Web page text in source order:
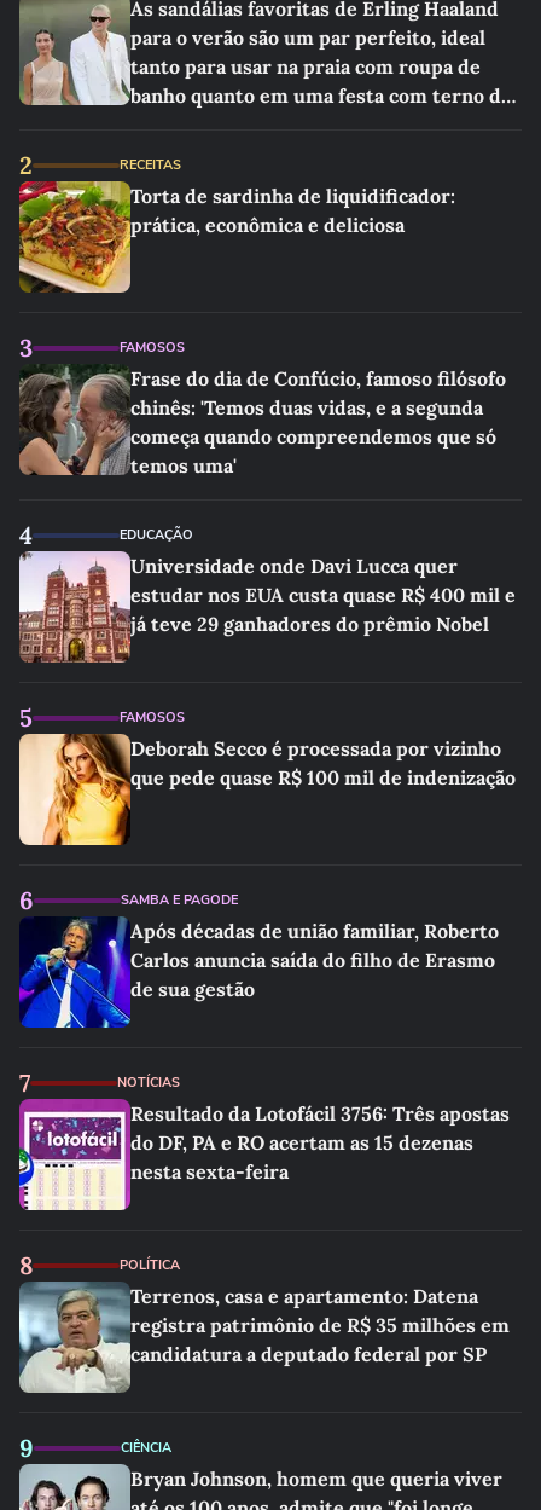
As sandálias favoritas de Erling Haaland
para o verão são um par perfeito, ideal
tanto para usar na praia com roupa de
banho quanto em uma festa com terno de
2 RECEITAS
Torta de sardinha de liquidificador:
prática, econômica e deliciosa
3 FAMOSOS
Frase do dia de Confúcio, famoso filósofo
chinês: 'Temos duas vidas, e a segunda
começa quando compreendemos que só
temos uma'
4 EDUCAÇÃO
Universidade onde Davi Lucca quer
estudar nos EUA custa quase R$ 400 mil e
já teve 29 ganhadores do prêmio Nobel
5 FAMOSOS
Deborah Secco é processada por vizinho
que pede quase R$ 100 mil de indenização
6 SAMBA E PAGODE
Após décadas de união familiar, Roberto
Carlos anuncia saída do filho de Erasmo
de sua gestão
7 NOTÍCIAS
Resultado da Lotofácil 3756: Três apostas
do DF, PA e RO acertam as 15 dezenas
nesta sexta-feira
8 POLÍTICA
Terrenos, casa e apartamento: Datena
registra patrimônio de R$ 35 milhões em
candidatura a deputado federal por SP
9 CIÊNCIA
Bryan Johnson, homem que queria viver